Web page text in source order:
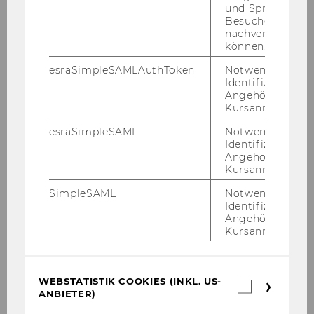
Trends und Fra­gen der Ethik und Moral wid­
men, die in vie­len Fa­cet­ten so­wohl für Un­ter­
neh­men als auch die Ge­sell­schaft wei­ter an Be­
deu­tung ge­win­nen wird.“ Seit An­fang Sep­tem­
ber hat Chris­ti­na Schamp ihre Pro­fes­sur am
und
Besuchers
nachverfolgen
können.
esraSimpleSAMLAuthToken
Notwendig zur
Identifizierung
Angehörige/r für
Kursanmeldung.
esraSimpleSAML
Notwendig zur
Identifizierung
Angehörige/r für
Kursanmeldung.
SimpleSAML
Notwendig zur
Identifizierung
Angehörige/r für
Kursanmeldung.
WEBSTATISTIK COOKIES (INKL. US-
ANBIETER)